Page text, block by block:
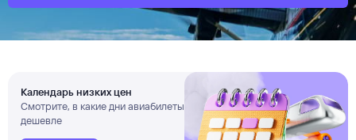
Календарь низких цен
Смотрите, в какие дни авиабилеты
дешевле